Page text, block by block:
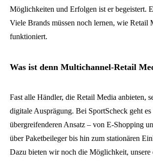
Möglichkeiten und Erfolgen ist er begeistert.
Viele Brands müssen noch lernen, wie Retail
funktioniert.
Was ist denn Multichannel-Retail
Fast alle Händler, die Retail Media anbieten,
digitale Ausprägung. Bei SportScheck geht
übergreifenderen Ansatz – von E-Shopping
über Paketbeileger bis hin zum stationären
Dazu bieten wir noch die Möglichkeit, unsere